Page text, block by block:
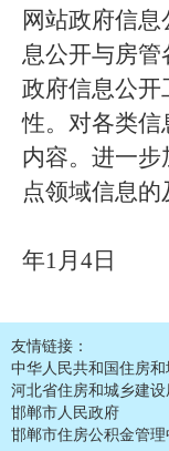
网站政府信
息公开与房
政府信息公开
性。对各类信
内容。进一
点领域信息的
年1月4日
友情链接：
中华人民共和国住房
河北省住房和城乡建
邯郸市人民政府
邯郸市住房公积金管